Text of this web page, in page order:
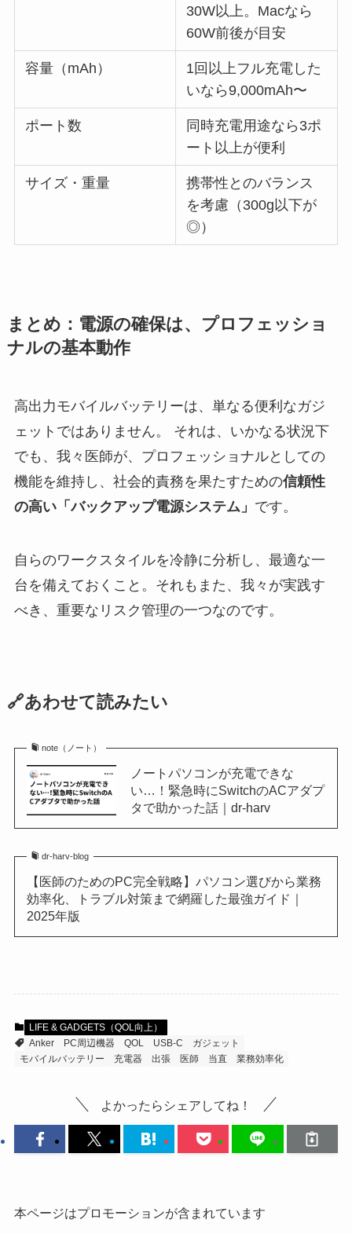
30W以上。Macなら
60W前後が目安
容量（mAh）
1回以上フル充電した
いなら9,000mAh〜
ポート数
同時充電用途なら3ポ
ート以上が便利
サイズ・重量
携帯性とのバランス
を考慮（300g以下が
◎）
まとめ：電源の確保は、プロフェッショ
ナルの基本動作
高出力モバイルバッテリーは、単なる便利なガジ
ェットではありません。 それは、いかなる状況下
でも、我々医師が、プロフェッショナルとしての
機能を維持し、社会的責務を果たすための信頼性
の高い「バックアップ電源システム」 です。
自らのワークスタイルを冷静に分析し、最適な一
台を備えておくこと。それもまた、我々が実践す
べき、重要なリスク管理の一つなのです。
🔗あわせて読みたい
note（ノート）
ノートパソコンが充電できな
い…！緊急時にSwitchのACアダプ
タで助かった話｜dr-harv
dr-harv-blog
【医師のためのPC完全戦略】パソコン選びから業務
効率化、トラブル対策まで網羅した最強ガイド｜
2025年版
LIFE & GADGETS（QOL向上）
Anker
PC周辺機器 QOL USB-C
ガジェット
モバイルバッテリー
充電器 出張 医師 当直 業務効率化
よかったらシェアしてね！
本ページはプロモーションが含まれています